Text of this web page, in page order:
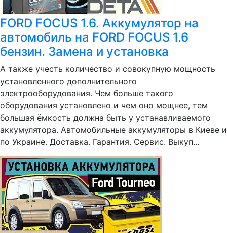
FORD FOCUS 1.6. Аккумулятор на
автомобиль на FORD FOCUS 1.6
бензин. Замена и установка
А также учесть количество и совокупную мощность
установленного дополнительного
электрооборудования. Чем больше такого
оборудования установлено и чем оно мощнее, тем
большая ёмкость должна быть у устанавливаемого
аккумулятора. Автомобильные аккумуляторы в Киеве и
по Украине. Доставка. Гарантия. Сервис. Выкуп...